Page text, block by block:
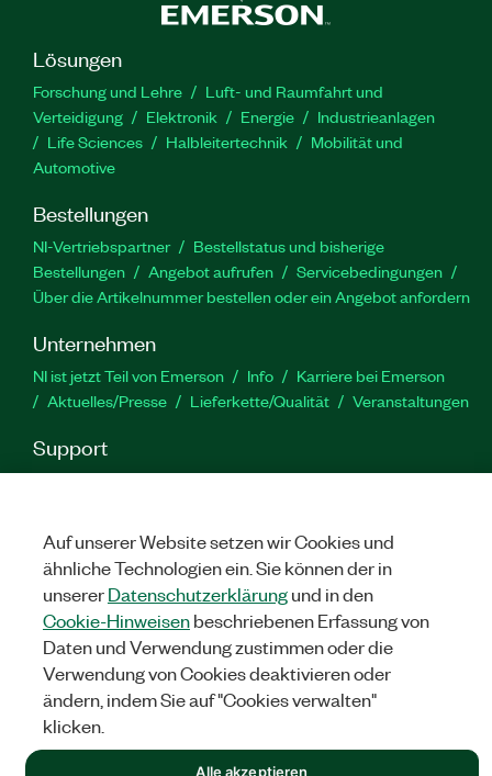
Lösungen
Forschung und Lehre
Luft- und Raumfahrt und
Verteidigung
Elektronik Energie
Industrieanlagen
Life Sciences
Halbleitertechnik
Mobilität und
Automotive
Bestellungen
NI-Vertriebspartner
Bestellstatus und bisherige
Bestellungen
Angebot aufrufen
Servicebedingungen
Über die Artikelnummer bestellen oder ein Angebot anfordern
Unternehmen
NI ist jetzt Teil von Emerson Info
Karriere bei Emerson
Aktuelles/Presse
Lieferkette/Qualität Veranstaltungen
Support
Downloads Produktdokumentation
Diskussionsforen
YouTube
Twitter
RECHTLICHE HINWEISE
©NATIONAL INSTRUMENTS CORP. ALLE RECHTE VORBEHALTEN.
Auf unserer Website setzen wir Cookies und
ähnliche Technologien ein. Sie können der in
unsererDatenschutzerklärungund in den
Cookie-Hinweisenbeschriebenen Erfassung von
Daten und Verwendung zustimmen oder die
Verwendung von Cookies deaktivieren oder
ändern, indem Sie auf "Cookies verwalten"
klicken.
Alle akzeptieren